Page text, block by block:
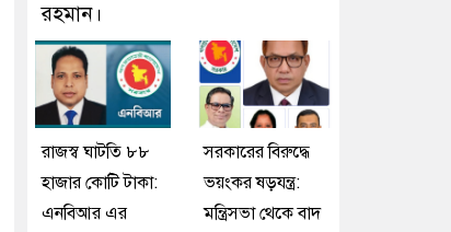
রহমান।
রাজস্ব ঘাটতি ৮৮
হাজার কোটি টাকা:
এনবিআর এর
সরকারের বিরুদ্ধে
ভয়ংকর ষড়যন্ত্র:
মন্ত্রিসভা থেকে বাদ